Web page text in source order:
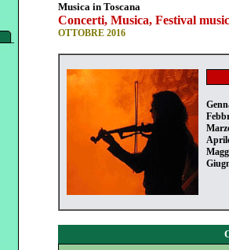
Musica in Toscana
Concerti, Musica, Festival
OTTOBRE 2016